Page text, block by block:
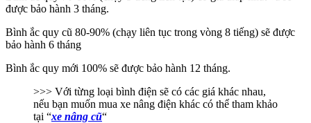
được bảo hành 3 tháng.
Bình ắc quy cũ 80-90% (chạy liên tục trong vòng 8 tiếng) sẽ được
bảo hành 6 tháng
Bình ắc quy mới 100% sẽ được bảo hành 12 tháng.
>>> Với từng loại bình điện sẽ có các giá khác nhau,
nếu bạn muốn mua xe nâng điện khác có thể tham khảo
tại “xe nâng cũ“